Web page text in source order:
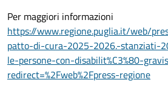
Per maggiori informazioni
https://www.regione.puglia.it/web/
patto-di-cura-2025-2026.-stanziati-
le-persone-con-disabilit%C3%80-
redirect=%2Fweb%2Fpress-regione